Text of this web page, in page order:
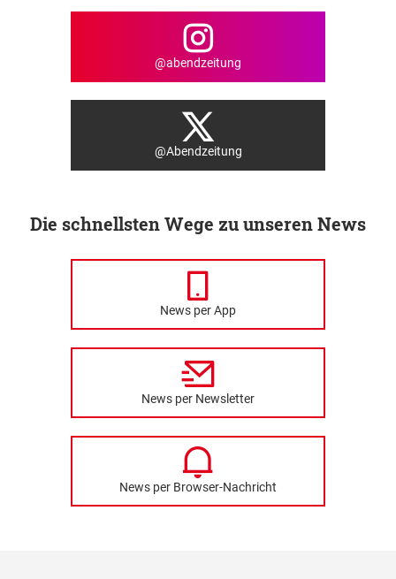
@abendzeitung
@Abendzeitung
Die schnellsten Wege zu unseren News
News per App
News per Newsletter
News per Browser-Nachricht